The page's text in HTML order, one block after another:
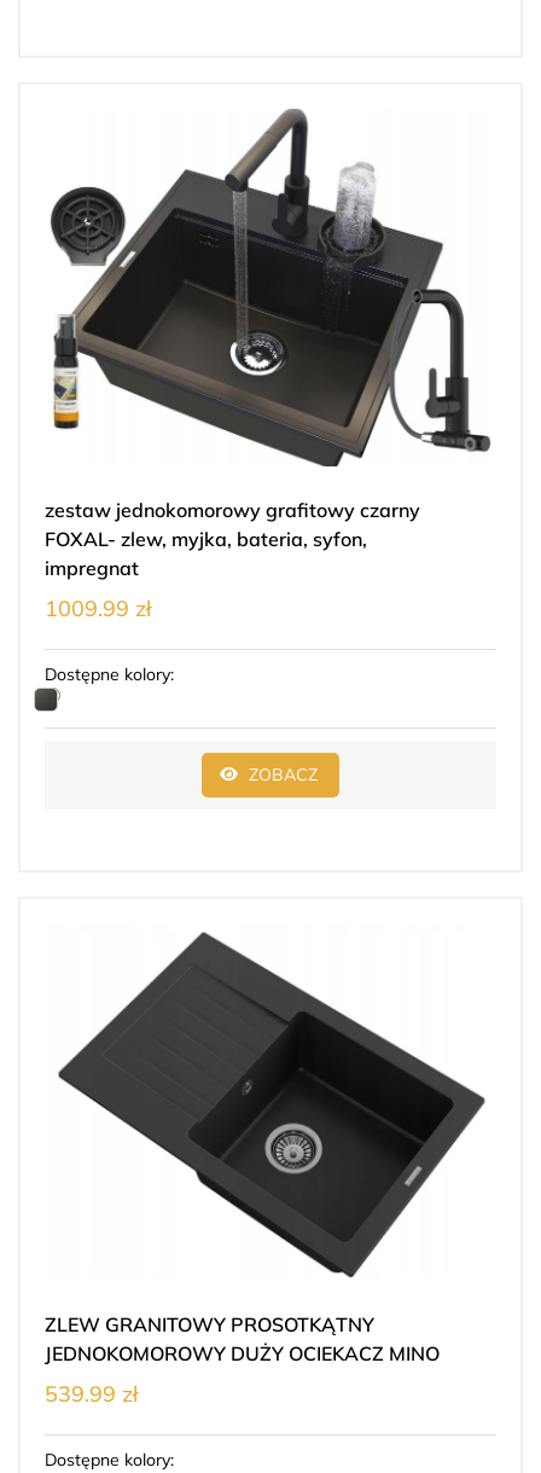
zestaw jednokomorowy grafitowy czarny
FOXAL- zlew, myjka, bateria, syfon,
impregnat
1009.99 zł
Dostępne kolory:
ZOBACZ
ZLEW GRANITOWY PROSOTKĄTNY
JEDNOKOMOROWY DUŻY OCIEKACZ MINO
539.99 zł
Dostępne kolory: